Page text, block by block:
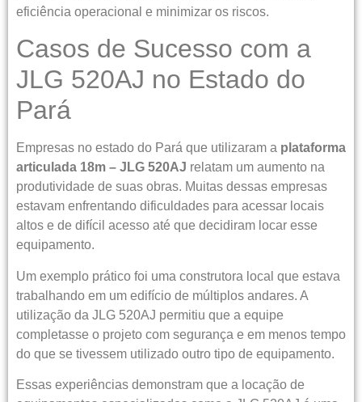
eficiência operacional e minimizar os riscos.
Casos de Sucesso com a
JLG 520AJ no Estado do
Pará
Empresas no estado do Pará que utilizaram a plataforma
articulada 18m – JLG 520AJ relatam um aumento na
produtividade de suas obras. Muitas dessas empresas
estavam enfrentando dificuldades para acessar locais
altos e de difícil acesso até que decidiram locar esse
equipamento.
Um exemplo prático foi uma construtora local que estava
trabalhando em um edifício de múltiplos andares. A
utilização da JLG 520AJ permitiu que a equipe
completasse o projeto com segurança e em menos tempo
do que se tivessem utilizado outro tipo de equipamento.
Essas experiências demonstram que a locação de